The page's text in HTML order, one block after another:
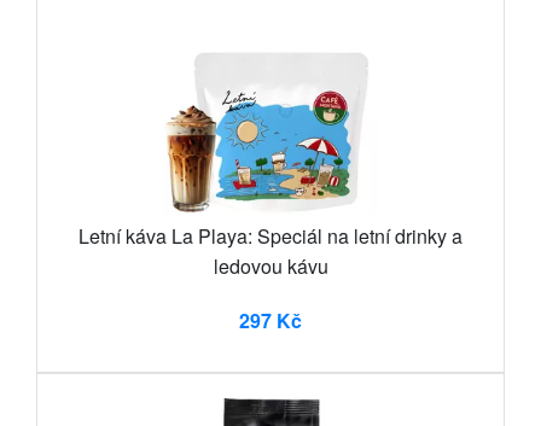
Letní káva La Playa: Speciál na letní drinky a
ledovou kávu
297 Kč